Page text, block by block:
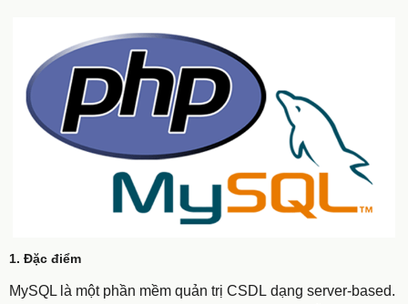
1. Đặc điểm
MySQL là một phần mềm quản trị CSDL dạng server-based.